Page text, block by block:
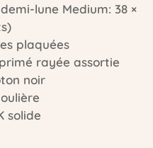
lune Medium: 38 ×
plaquées
rayée assortie
noir
solide